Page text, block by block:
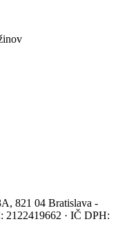
821 04 Bratislava -
2122419662 · IČ DPH: